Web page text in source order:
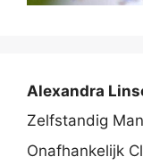
Alexandra
Zelfstandig
Onafhankelijk